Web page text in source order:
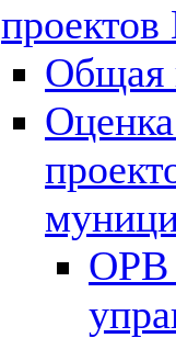
Общая
ОРВ